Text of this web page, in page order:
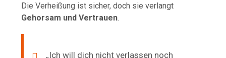
Die Verheißung ist sicher, doch sie verlangt
Gehorsam und Vertrauen.
„Ich will dich nicht verlassen noch